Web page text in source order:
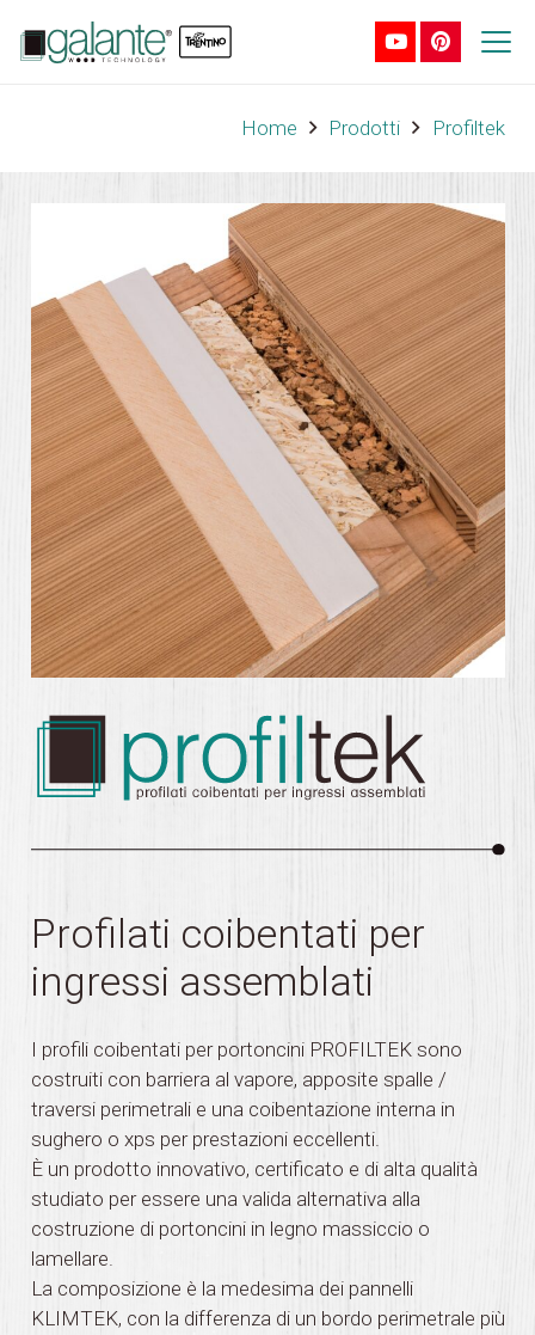
Home Prodotti Profiltek
Profilati coibentati per
ingressi assemblati
I profili coibentati per portoncini PROFILTEK sono
costruiti con barriera al vapore, apposite spalle /
traversi perimetrali e una coibentazione interna in
sughero o xps per prestazioni eccellenti.
È un prodotto innovativo, certificato e di alta qualità
studiato per essere una valida alternativa alla
costruzione di portoncini in legno massiccio o
lamellare.
La composizione è la medesima dei pannelli
KLIMTEK, con la differenza di un bordo perimetrale più